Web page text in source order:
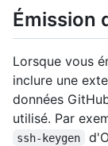
Émission
Lorsque vous
inclure une
données
utilisé. Par
ssh-keygen